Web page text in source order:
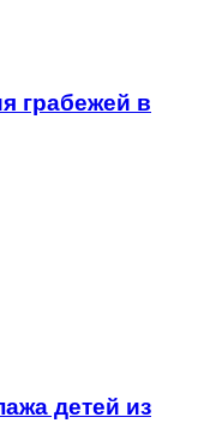
грабежей в
детей из